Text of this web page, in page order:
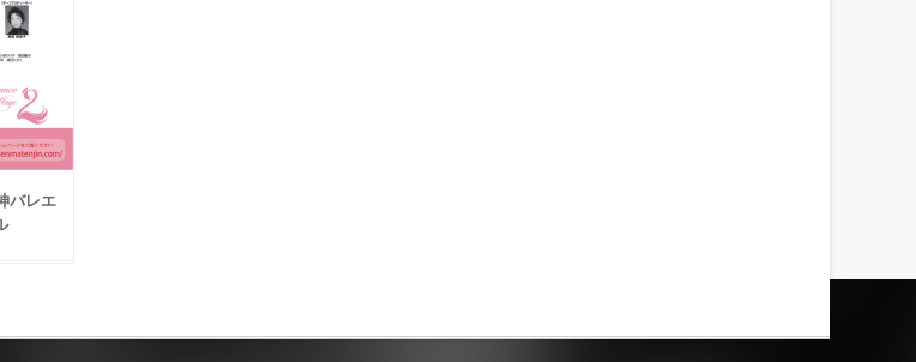
バレエ